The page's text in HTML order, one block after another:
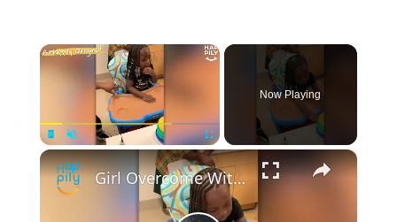
×
Fullscreen
Now Playing
×
Girl Overcome With Emotion Hearing Parents' Voices For First Time | Happily TV